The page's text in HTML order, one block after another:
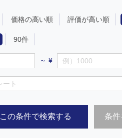
価格の高い順 評価が高い順
90件
～ ¥
この条件で検索する 条件